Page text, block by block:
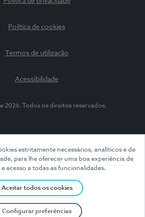
estritamente necessários, analíticos e de
para lhe oferecer uma boa experiência de
acesso a todas as funcionalidades.
Aceitar todos os cookies
Configurar preferências
Política de cookies
Termos de utilização
Acessibilidade
2026. Todos os direitos reservados.